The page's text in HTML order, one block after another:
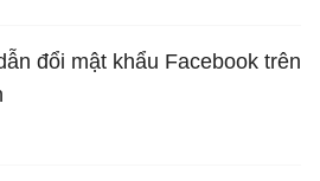
đổi mật khẩu Facebook trên